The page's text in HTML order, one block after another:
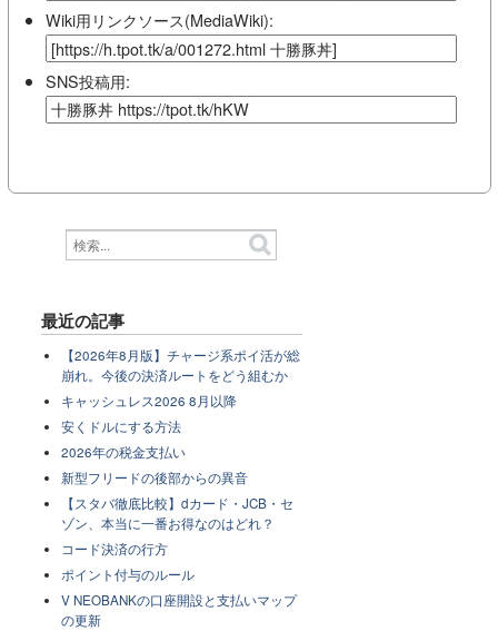
Wiki用リンクソース(MediaWiki):
SNS投稿用:
最近の記事
【2026年8月版】チャージ系ポイ活が総
崩れ。今後の決済ルートをどう組むか
キャッシュレス2026 8月以降
安くドルにする方法
2026年の税金支払い
新型フリードの後部からの異音
【スタバ徹底比較】dカード・JCB・セ
ゾン、本当に一番お得なのはどれ？
コード決済の行方
ポイント付与のルール
V NEOBANKの口座開設と支払いマップ
の更新